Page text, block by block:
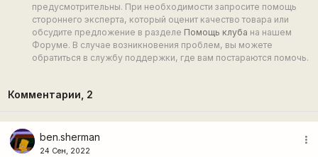
предусмотрительны. При необходимости запросите помощь
стороннего эксперта, который оценит качество товара или
обсудите предложение в разделе Помощь клуба на нашем
Форуме. В случае возникновения проблем, вы можете
обратиться в службу поддержки, где вам постараются помочь.
Комментарии, 2
ben.sherman
24 Сен, 2022
more_vert